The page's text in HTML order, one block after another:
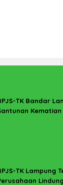
TK Bandar
Kematian
TK Lampung